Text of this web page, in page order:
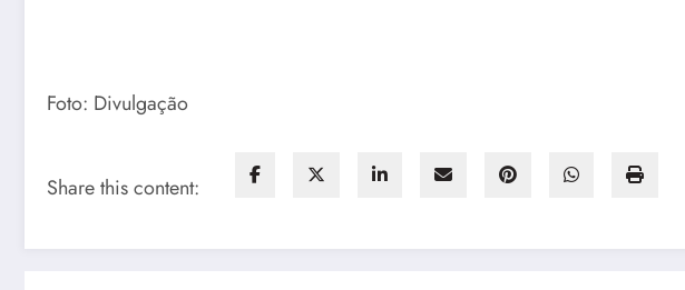
Foto: Divulgação
Share this content: